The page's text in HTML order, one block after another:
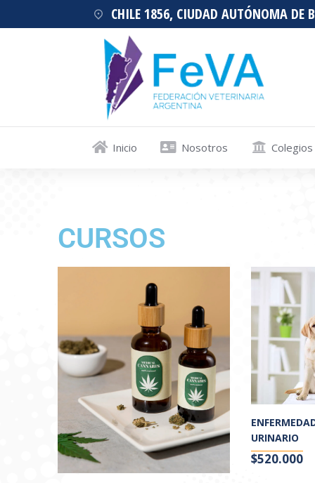
CHILE 1856, CIUDAD AUTÓNOMA DE
Inicio Nosotros
CURSOS
URINARIO
$520.000